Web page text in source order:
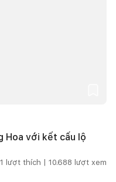
Hoa với kết cấu lộ
1 lượt thích | 10.688 lượt xem